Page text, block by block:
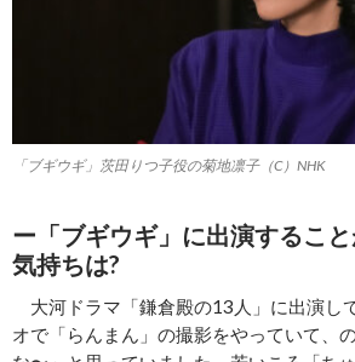
「ブギウギ」茨田りつ子役の菊地凛子（C）NHK
ー「ブギウギ」に出演するこ
気持ちは?
大河ドラマ「鎌倉殿の13人」に出演し
オで「らんまん」の撮影をやっていて、